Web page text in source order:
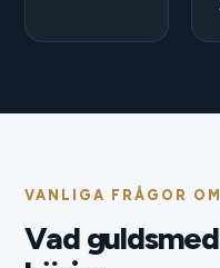
VANLIGA FRÅGOR
Vad